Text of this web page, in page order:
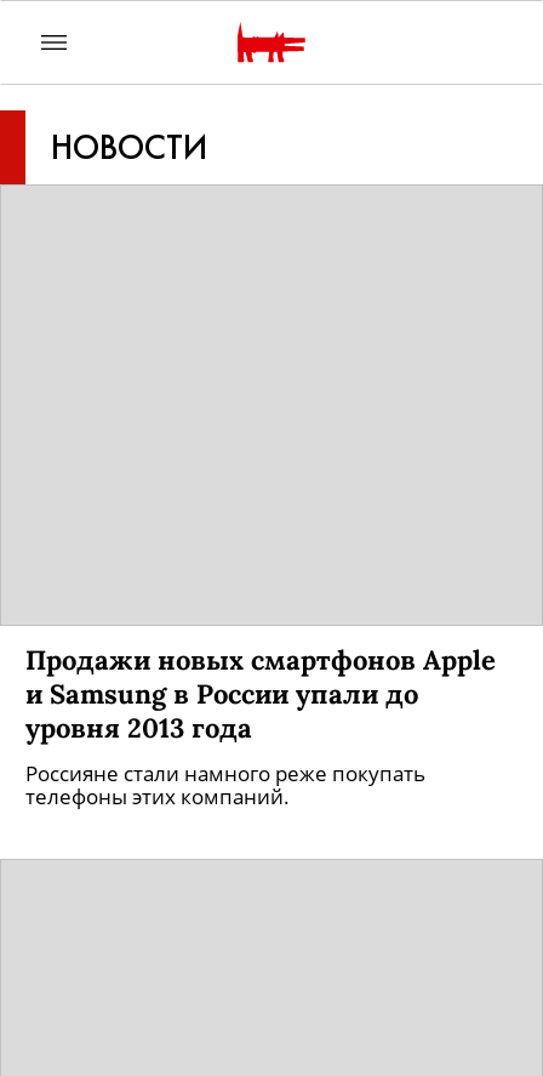
НОВОСТИ
Продажи новых смартфонов Apple
и Samsung в России упали до
уровня 2013 года
Россияне стали намного реже покупать
телефоны этих компаний.